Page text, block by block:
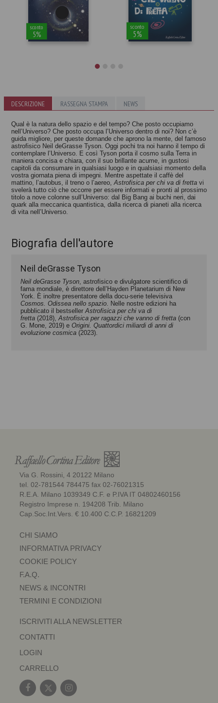
sconto
5%
La realtà non è
come ci appare
Carlo Rovelli
sconto
5%
ragazzi che
vanno di fretta
Autori vari
DESCRIZIONE RASSEGNA STAMPA NEWS
Qual è la natura dello spazio e del tempo? Che posto occupiamo
nell’Universo? Che posto occupa l’Universo dentro di noi? Non c’è
guida migliore, per queste domande che aprono la mente, del famoso
astrofisico Neil deGrasse Tyson. Oggi pochi tra noi hanno il tempo di
contemplare l’Universo. E così Tyson porta il cosmo sulla Terra in
maniera concisa e chiara, con il suo brillante acume, in gustosi
capitoli da consumare in qualsiasi luogo e in qualsiasi momento della
vostra giornata piena di impegni. Mentre aspettate il caffè del
mattino, l’autobus, il treno o l’aereo, Astrofisica per chi va di fretta vi
svelerà tutto ciò che occorre per essere informati e pronti al prossimo
titolo a nove colonne sull’Universo: dal Big Bang ai buchi neri, dai
quark alla meccanica quantistica, dalla ricerca di pianeti alla ricerca
di vita nell’Universo.
Biografia dell'autore
Neil deGrasse Tyson
Neil deGrasse Tyson , astrofisico e divulgatore scientifico di
fama mondiale, è direttore dell’Hayden Planetarium di New
York. È inoltre presentatore della docu-serie televisiva
Cosmos. Odissea nello spazio . Nelle nostre edizioni ha
pubblicato il bestseller Astrofisica per chi va di
fretta (2018), Astrofisica per ragazzi che vanno di fretta (con
G. Mone, 2019) e Origini. Quattordici miliardi di anni di
evoluzione cosmica (2023).
Via G. Rossini, 4 20122 Milano
tel. 02-781544 784475 fax 02-76021315
R.E.A. Milano 1039349 C.F. e P.IVA IT 04802460156
Registro Imprese n. 194208 Trib. Milano
Cap.Soc.Int.Vers. € 10.400 C.C.P. 16821209
CHI SIAMO
INFORMATIVA PRIVACY
COOKIE POLICY
F.A.Q.
NEWS & INCONTRI
TERMINI E CONDIZIONI
ISCRIVITI ALLA NEWSLETTER
CONTATTI
LOGIN
CARRELLO